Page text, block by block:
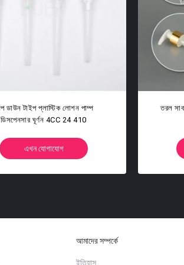
হ্যান্ড ওয়াশ ক্রিম লোশন পাম্প পুনর্ব্যবহৃত
প্লাস্টিক লিকুইড সোপ ডিসপেনসার
এখন যোগাযোগ
আমাদের সম্পর্কে
ইতিহাস